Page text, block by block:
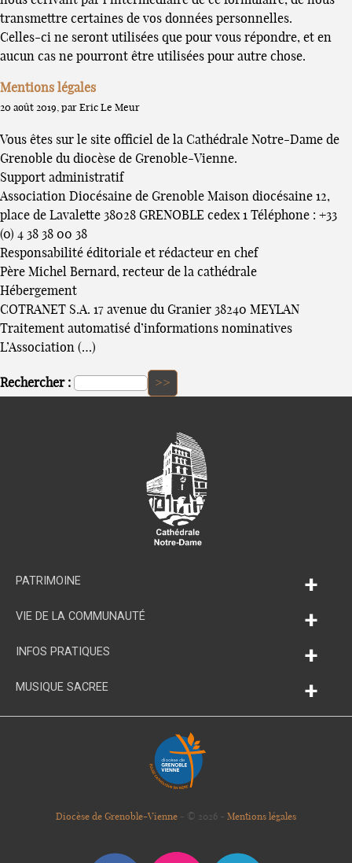
transmettre certaines de vos données personnelles.
Celles-ci ne seront utilisées que pour vous répondre, et en
aucun cas ne pourront être utilisées pour autre chose.
Mentions légales
20 août 2019, par Eric Le Meur
Vous êtes sur le site officiel de la Cathédrale Notre-Dame de
Grenoble du diocèse de Grenoble-Vienne.
Support administratif
Association Diocésaine de Grenoble Maison diocésaine 12,
place de Lavalette 38028 GRENOBLE cedex 1 Téléphone : +33
(0) 4 38 38 00 38
Responsabilité éditoriale et rédacteur en chef
Père Michel Bernard, recteur de la cathédrale
Hébergement
COTRANET S.A. 17 avenue du Granier 38240 MEYLAN
Traitement automatisé d’informations nominatives
L’Association (…)
Rechercher :
PATRIMOINE +
VIE DE LA COMMUNAUTÉ +
INFOS PRATIQUES +
MUSIQUE SACREE +
Diocèse de Grenoble-Vienne - © 2026 - Mentions légales